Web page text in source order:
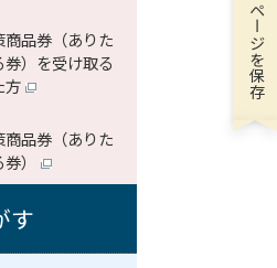
商品券（ありた
）を受け取る
方
商品券（ありた
）
す
ページを保存